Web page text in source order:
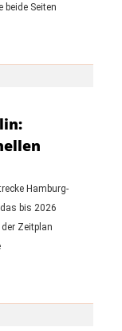
Seiten
Hamburg-
bis 2026
Zeitplan